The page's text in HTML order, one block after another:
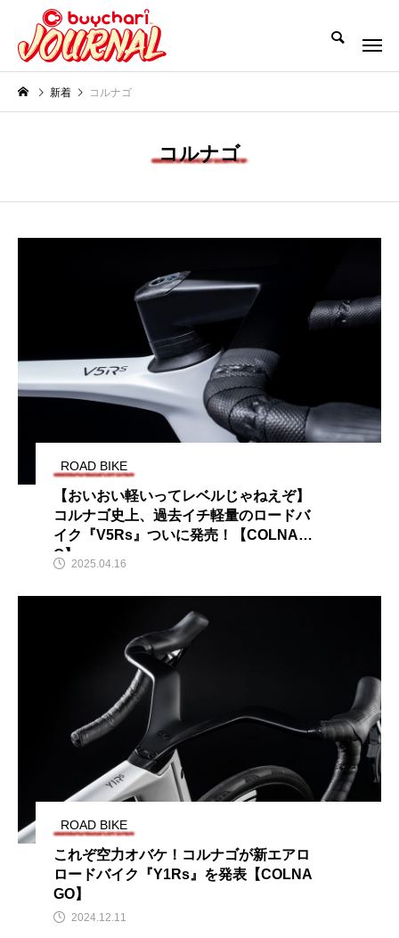
新着 コルナゴ
コルナゴ
ROAD BIKE
【おいおい軽いってレベルじゃねえぞ】
コルナゴ史上、過去イチ軽量のロードバ
イク『V5Rs』ついに発売！【COLNAG
O】
2025.04.16
ROAD BIKE
これぞ空力オバケ！コルナゴが新エアロ
ロードバイク『Y1Rs』を発表【COLNA
GO】
2024.12.11